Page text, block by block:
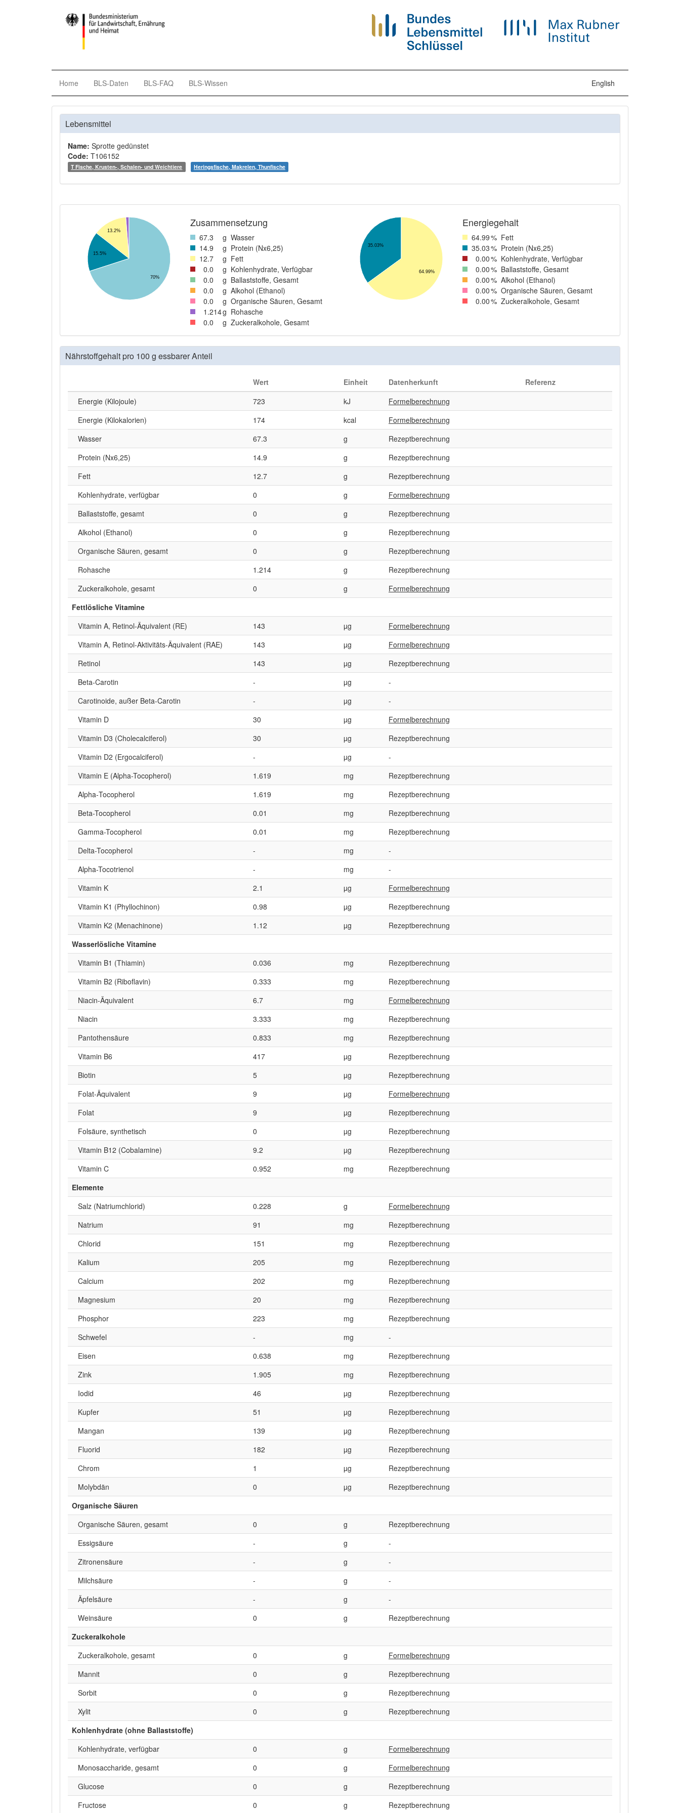
Home BLS-Daten BLS-FAQ BLS-Wissen English
Lebensmittel
Name: Sprotte gedünstet
Code: T106152
T Fische, Krusten-, Schalen- und Weichtiere Heringsfische, Makrelen, Thunfische
13.2%
15.5%
70%
Zusammensetzung
67.3 g Wasser
14.9 g Protein (Nx6,25)
12.7 g Fett
0.0 g Kohlenhydrate, Verfügbar
0.0 g Ballaststoffe, Gesamt
0.0 g Alkohol (Ethanol)
0.0 g Organische Säuren, Gesamt
1 .214g Rohasche
0.0 g Zuckeralkohole, Gesamt
35.03%
64.99%
Energiegehalt
64.99% Fett
35.03% Protein (Nx6,25)
0.00% Kohlenhydrate, Verfügbar
0.00% Ballaststoffe, Gesamt
0.00% Alkohol (Ethanol)
0.00% Organische Säuren, Gesamt
0.00% Zuckeralkohole, Gesamt
Nährstoffgehalt pro 100 g essbarer Anteil
Wert Einheit Datenherkunft
Referenz
Energie (Kilojoule)
723 kJ
Formelberechnung
Energie (Kilokalorien)
174 kcal
Formelberechnung
Wasser
67.3 g
Rezeptberechnung
Protein (Nx6,25)
14.9 g
Rezeptberechnung
Fett
12.7 g
Rezeptberechnung
Kohlenhydrate, verfügbar
0 g
Formelberechnung
Ballaststoffe, gesamt
0 g
Rezeptberechnung
Alkohol (Ethanol)
0 g
Rezeptberechnung
Organische Säuren, gesamt
0 g
Rezeptberechnung
Rohasche
1.214 g
Rezeptberechnung
Zuckeralkohole, gesamt
0 g
Formelberechnung
Fettlösliche Vitamine
Vitamin A, Retinol-Äquivalent (RE)
143 µg
Formelberechnung
Vitamin A, Retinol-Aktivitäts-Äquivalent (RAE)
143 µg
Formelberechnung
Retinol
143 µg
Rezeptberechnung
Beta‑Carotin
- µg
-
Carotinoide, außer Beta-Carotin
- µg
-
Vitamin D
30 µg
Formelberechnung
Vitamin D3 (Cholecalciferol)
30 µg
Rezeptberechnung
Vitamin D2 (Ergocalciferol)
- µg
-
Vitamin E (Alpha-Tocopherol)
1.619 mg
Rezeptberechnung
Alpha‑Tocopherol
1.619 mg
Rezeptberechnung
Beta-Tocopherol
0.01 mg
Rezeptberechnung
Gamma-Tocopherol
0.01 mg
Rezeptberechnung
Delta-Tocopherol
- mg
-
Alpha-Tocotrienol
- mg
-
Vitamin K
2.1 µg
Formelberechnung
Vitamin K1 (Phyllochinon)
0.98 µg
Rezeptberechnung
Vitamin K2 (Menachinone)
1.12 µg
Rezeptberechnung
Wasserlösliche Vitamine
Vitamin B1 (Thiamin)
0.036 mg
Rezeptberechnung
Vitamin B2 (Riboflavin)
0.333 mg
Rezeptberechnung
Niacin-Äquivalent
6.7 mg
Formelberechnung
Niacin
3.333 mg
Rezeptberechnung
Pantothensäure
0.833 mg
Rezeptberechnung
Vitamin B6
417 µg
Rezeptberechnung
Biotin
5 µg
Rezeptberechnung
Folat-Äquivalent
9 µg
Formelberechnung
Folat
9 µg
Rezeptberechnung
Folsäure, synthetisch
0 µg
Rezeptberechnung
Vitamin B12 (Cobalamine)
9.2 µg
Rezeptberechnung
Vitamin C
0.952 mg
Rezeptberechnung
Elemente
Salz (Natriumchlorid)
0.228 g
Formelberechnung
Natrium
91 mg
Rezeptberechnung
Chlorid
151 mg
Rezeptberechnung
Kalium
205 mg
Rezeptberechnung
Calcium
202 mg
Rezeptberechnung
Magnesium
20 mg
Rezeptberechnung
Phosphor
223 mg
Rezeptberechnung
Schwefel
- mg
-
Eisen
0.638 mg
Rezeptberechnung
Zink
1.905 mg
Rezeptberechnung
Iodid
46 µg
Rezeptberechnung
Kupfer
51 µg
Rezeptberechnung
Mangan
139 µg
Rezeptberechnung
Fluorid
182 µg
Rezeptberechnung
Chrom
1 µg
Rezeptberechnung
Molybdän
0 µg
Rezeptberechnung
Organische Säuren
Organische Säuren, gesamt
0 g
Rezeptberechnung
Essigsäure
- g
-
Zitronensäure
- g
-
Milchsäure
- g
-
Äpfelsäure
- g
-
Weinsäure
0 g
Rezeptberechnung
Zuckeralkohole
Zuckeralkohole, gesamt
0 g
Formelberechnung
Mannit
0 g
Rezeptberechnung
Sorbit
0 g
Rezeptberechnung
Xylit
0 g
Rezeptberechnung
Kohlenhydrate (ohne Ballaststoffe)
Kohlenhydrate, verfügbar
0 g
Formelberechnung
Monosaccharide, gesamt
0 g
Formelberechnung
Glucose
0 g
Rezeptberechnung
Fructose
0 g Rezeptberechnung